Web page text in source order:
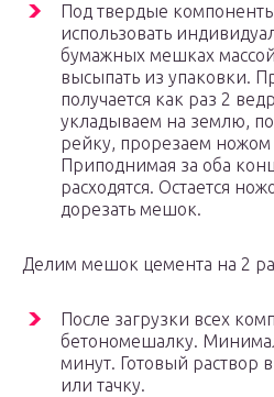
Под твердые
использовать
бумажных мешках
высыпать из упаковки.
получается как раз 2
укладываем на землю,
рейку, прорезаем ножом
Приподнимая за оба
расходятся. Остается
дорезать мешок.
Делим мешок цемента на 2
После загрузки всех
бетономешалку.
минут. Готовый раствор
или тачку.